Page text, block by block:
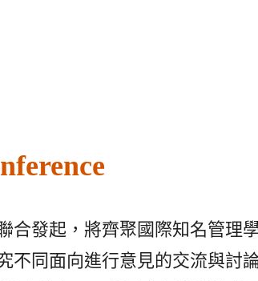
合發起，將齊聚國際知名管理
不同面向進行意見的交流與討